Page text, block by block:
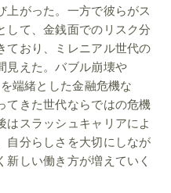
上がった。一方で彼らがス
して、金銭面でのリスク分
ており、ミレニアル世代の
見えた。バブル崩壊や
端緒とした金融危機な
てきた世代ならではの危機
スラッシュキャリアによ
自分らしさを大切にしなが
しい働き方が増えていく